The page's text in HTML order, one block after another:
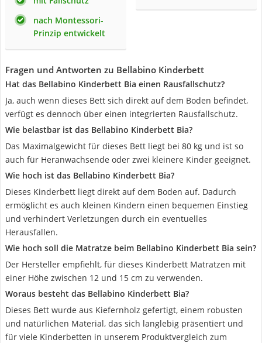
nach Montessori-
Prinzip entwickelt
Fragen und Antworten zu Bellabino Kinderbett
Hat das Bellabino Kinderbett Bia einen Rausfallschutz?
Ja, auch wenn dieses Bett sich direkt auf dem Boden befindet,
verfügt es dennoch über einen integrierten Rausfallschutz.
Wie belastbar ist das Bellabino Kinderbett Bia?
Das Maximalgewicht für dieses Bett liegt bei 80 kg und ist so
auch für Heranwachsende oder zwei kleinere Kinder geeignet.
Wie hoch ist das Bellabino Kinderbett Bia?
Dieses Kinderbett liegt direkt auf dem Boden auf. Dadurch
ermöglicht es auch kleinen Kindern einen bequemen Einstieg
und verhindert Verletzungen durch ein eventuelles
Herausfallen.
Wie hoch soll die Matratze beim Bellabino Kinderbett Bia sein?
Der Hersteller empfiehlt, für dieses Kinderbett Matratzen mit
einer Höhe zwischen 12 und 15 cm zu verwenden.
Woraus besteht das Bellabino Kinderbett Bia?
Dieses Bett wurde aus Kiefernholz gefertigt, einem robusten
und natürlichen Material, das sich langlebig präsentiert und
für viele Kinderbetten in unserem Produktvergleich zum